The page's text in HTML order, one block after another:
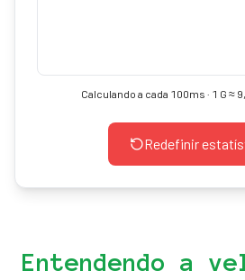
Calculando a cada 100ms · 1 G ≈
Redefinir
Entendendo a